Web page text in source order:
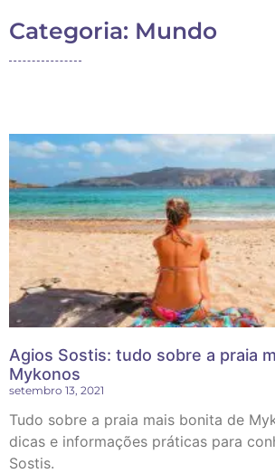
Categoria: Mundo
Agios Sostis: tudo sobre a praia
Mykonos
setembro 13, 2021
Tudo sobre a praia mais bonita de
dicas e informações práticas para
Sostis.